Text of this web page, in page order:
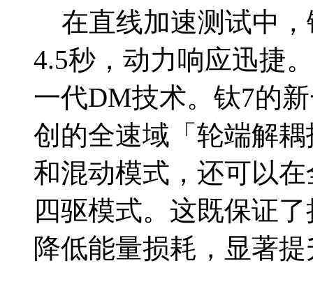
在直线加速测试中，
4.5秒，动力响应迅捷
一代DM技术。钛7的
创的全速域「轮端解
和混动模式，还可以
四驱模式。这既保证
降低能量损耗，显著